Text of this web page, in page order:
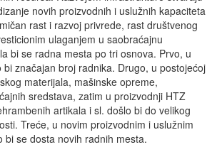
Novi Sad
novih proizvodnih i uslužnih kapaciteta
rast i razvoj privrede, rast društvenog
ulaganjem u saobraćajnu
bi se radna mesta po tri osnova. Prvo, u
značajan broj radnika. Drugo, u postojećoj
materijala, mašinske opreme,
sredstava, zatim u proizvodnji HTZ
artikala i sl. došlo bi do velikog
Treće, u novim proizvodnim i uslužnim
bi se dosta novih radnih mesta.